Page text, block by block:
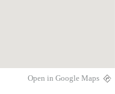
Open in Google Maps